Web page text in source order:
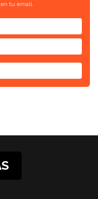
tu email.